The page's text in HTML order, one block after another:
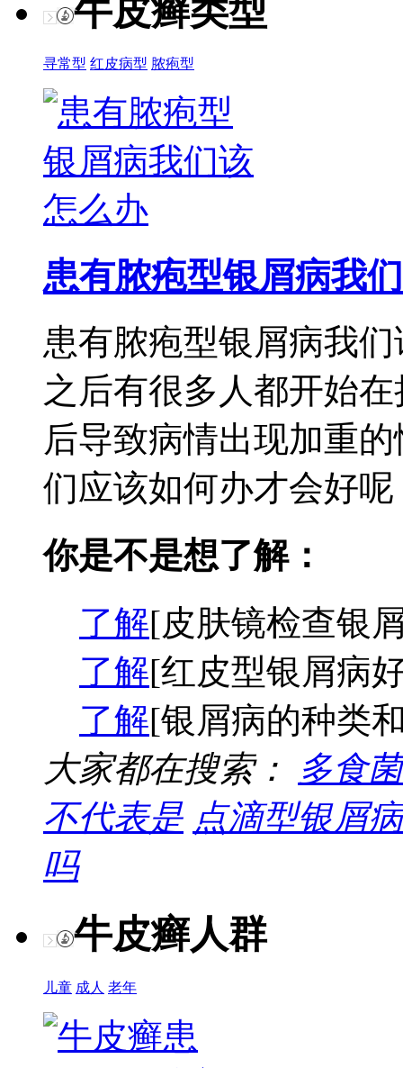
牛皮癣类型
寻常型 红皮病型 脓疱型
患有脓疱型银屑病我们
患有脓疱型银屑病我
之后有很多人都开始
后导致病情出现加重
们应该如何办才会好
你是不是想了解：
了解[皮肤镜检查银
了解[红皮型银屑病
了解[银屑病的种类
大家都在搜索：
多食
不代表是 点滴型银屑
吗
牛皮癣人群
儿童 成人 老年